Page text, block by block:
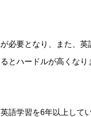
必要となり、また、
とハードルが高くな
語学習を6年以上して